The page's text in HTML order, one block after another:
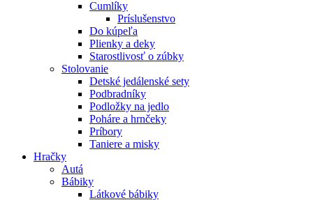
Cumlíky
Príslušenstvo
Do kúpeľa
Plienky a deky
Starostlivosť o zúbky
Stolovanie
Detské jedálenské sety
Podbradníky
Podložky na jedlo
Poháre a hrnčeky
Príbory
Taniere a misky
Hračky
Autá
Bábiky
Látkové bábiky